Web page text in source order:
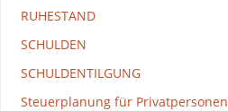
RUHESTAND
SCHULDEN
SCHULDENTILGUNG
Steuerplanung für Privatpersonen